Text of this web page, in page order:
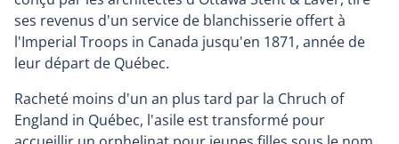
ses revenus d'un service de blanchisserie offert à
l'Imperial Troops in Canada jusqu'en 1871, année de
leur départ de Québec.
Racheté moins d'un an plus tard par la Chruch of
England in Québec, l'asile est transformé pour